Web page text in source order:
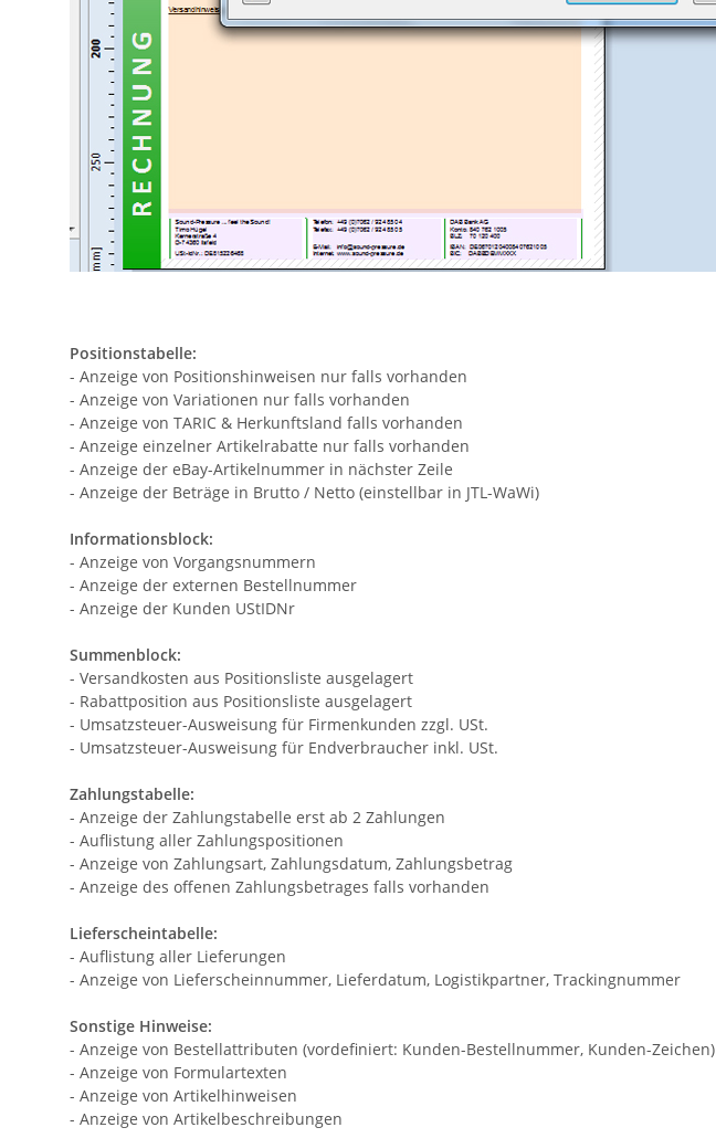
Positionstabelle:
- Anzeige von Positionshinweisen nur falls vorhanden
- Anzeige von Variationen nur falls vorhanden
- Anzeige von TARIC & Herkunftsland falls vorhanden
- Anzeige einzelner Artikelrabatte nur falls vorhanden
- Anzeige der eBay-Artikelnummer in nächster Zeile
- Anzeige der Beträge in Brutto / Netto (einstellbar in JTL-WaWi)
Informationsblock:
- Anzeige von Vorgangsnummern
- Anzeige der externen Bestellnummer
- Anzeige der Kunden UStIDNr
Summenblock:
- Versandkosten aus Positionsliste ausgelagert
- Rabattposition aus Positionsliste ausgelagert
- Umsatzsteuer-Ausweisung für Firmenkunden zzgl. USt.
- Umsatzsteuer-Ausweisung für Endverbraucher inkl. USt.
Zahlungstabelle:
- Anzeige der Zahlungstabelle erst ab 2 Zahlungen
- Auflistung aller Zahlungspositionen
- Anzeige von Zahlungsart, Zahlungsdatum, Zahlungsbetrag
- Anzeige des offenen Zahlungsbetrages falls vorhanden
Lieferscheintabelle:
- Auflistung aller Lieferungen
- Anzeige von Lieferscheinnummer, Lieferdatum, Logistikpartner, Trackingnummer
Sonstige Hinweise:
- Anzeige von Bestellattributen (vordefiniert: Kunden-Bestellnummer, Kunden-Zeichen)
- Anzeige von Formulartexten
- Anzeige von Artikelhinweisen
- Anzeige von Artikelbeschreibungen